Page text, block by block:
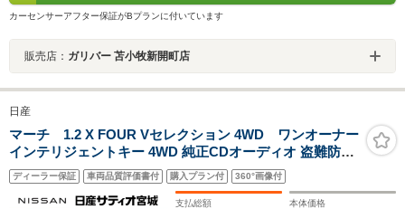
カーセンサーアフター保証がBプランに付いています
販売店： ガリバー 苫小牧新開町店
日産
マーチ 1.2 X FOUR Vセレクション 4WD ワンオーナー
インテリジェントキー 4WD 純正CDオーディオ 盗難防止
装置 プライバシーガラス 横滑り防止装置
ディーラー保証 車両品質評価書付 購入プラン付 360°画像付
支払総額 本体価格